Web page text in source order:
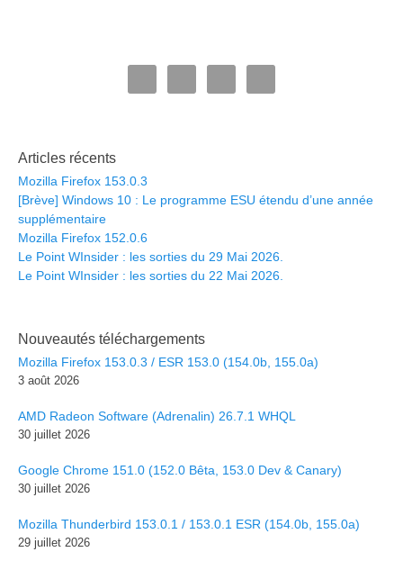
Articles récents
Mozilla Firefox 153.0.3
[Brève] Windows 10 : Le programme ESU étendu d’une année
supplémentaire
Mozilla Firefox 152.0.6
Le Point WInsider : les sorties du 29 Mai 2026.
Le Point WInsider : les sorties du 22 Mai 2026.
Nouveautés téléchargements
Mozilla Firefox 153.0.3 / ESR 153.0 (154.0b, 155.0a)
3 août 2026
AMD Radeon Software (Adrenalin) 26.7.1 WHQL
30 juillet 2026
Google Chrome 151.0 (152.0 Bêta, 153.0 Dev & Canary)
30 juillet 2026
Mozilla Thunderbird 153.0.1 / 153.0.1 ESR (154.0b, 155.0a)
29 juillet 2026